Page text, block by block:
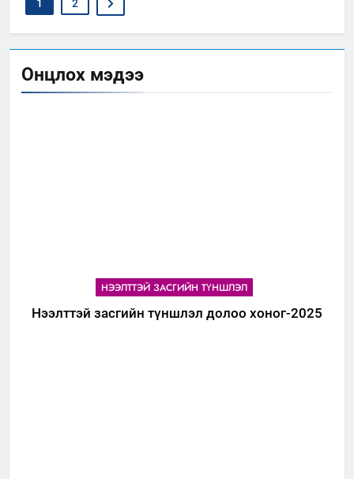
Онцлох мэдээ
НЭЭЛТТЭЙ ЗАСГИЙН ТҮНШЛЭЛ
Нээлттэй засгийн түншлэл долоо хоног-2025
1 2